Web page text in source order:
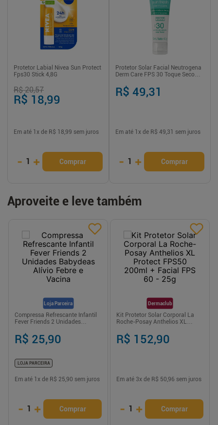
Protetor Labial Nivea Sun Protect
Fps30 Stick 4,8G
R$ 20,57
R$ 18,99
Em até 1 x de R$ 18,99 sem juros
- 1 + Comprar
Protetor Solar Facial Neutrogena
Derm Care FPS 30 Toque Seco
R$ 49,31
Em até 1 x de R$ 49,31 sem juros
- 1 + Comprar
Aproveite e leve também
Loja Parceira
Compressa Refrescante Infantil
Fever Friends 2 Unidades
R$ 25,90
LOJA PARCEIRA
Em até 1 x de R$ 25,90 sem juros
- 1 + Comprar
Dermaclub
Kit Protetor Solar Corporal La
Roche-Posay Anthelios XL
FPS 60 - 25g
R$ 152,90
Em até 3x de R$ 50,96 sem juros
- 1 + Comprar